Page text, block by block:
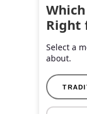
Right
Select a
about.